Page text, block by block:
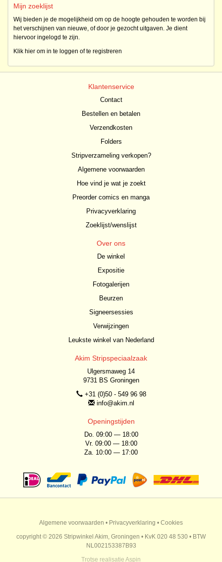
Mijn zoeklijst
Wij bieden je de mogelijkheid om op de hoogte gehouden te worden bij
het verschijnen van nieuwe, of door je gezocht uitgaven. Je dient
hiervoor ingelogd te zijn.
Klik hier om in te loggen of te registreren
Klantenservice
Contact
Bestellen en betalen
Verzendkosten
Folders
Stripverzameling verkopen?
Algemene voorwaarden
Hoe vind je wat je zoekt
Preorder comics en manga
Privacyverklaring
Zoeklijst/wenslijst
Over ons
De winkel
Expositie
Fotogalerijen
Beurzen
Signeersessies
Verwijzingen
Leukste winkel van Nederland
Akim Stripspeciaalzaak
Ulgersmaweg 14
9731 BS Groningen
+31 (0)50 - 549 96 98
info@akim.nl
Openingstijden
Do. 09:00 — 18:00
Vr. 09:00 — 18:00
Za. 10:00 — 17:00
Algemene voorwaarden • Privacyverklaring • Cookies
copyright © 2026 Stripwinkel Akim, Groningen • KvK 020 48 530 • BTW
NL002153387B93
Trotse realisatie Aspin